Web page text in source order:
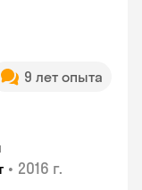
9 лет опыта
• 2016 г.